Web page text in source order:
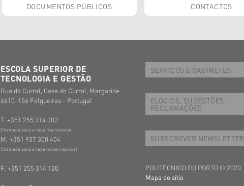
DOCUMENTOS PÚBLICOS CONTACTOS
ESCOLA SUPERIOR DE
TECNOLOGIA E GESTÃO
Rua do Curral, Casa do Curral, Margaride
4610-156 Felgueiras - Portugal
T. +351 255 314 002
Chamada para a rede fixa nacional
M. +351 937 300 404
Chamada para a rede móvel nacional
F. +351 255 314 120
SERVIÇOS E GABINETES
ELOGIOS, SUGESTÕES,
RECLAMAÇÕES
SUBSCREVER NEWSLETTER
POLITÉCNICO DO PORTO © 2020
Mapa do sítio